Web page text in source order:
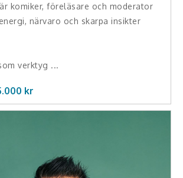
komiker, föreläsare och moderator
närvaro och skarpa insikter
verktyg ...
kr